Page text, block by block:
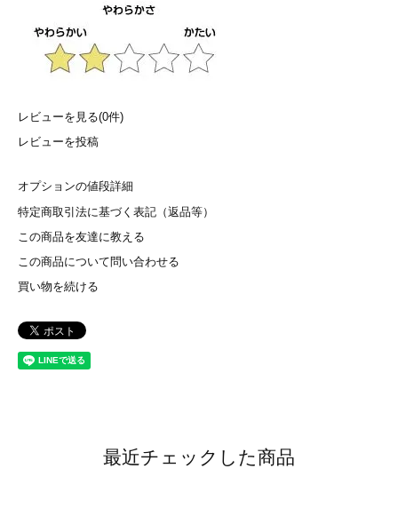
レビューを見る(0件)
レビューを投稿
オプションの値段詳細
特定商取引法に基づく表記（返品等）
この商品を友達に教える
この商品について問い合わせる
買い物を続ける
最近チェックした商品